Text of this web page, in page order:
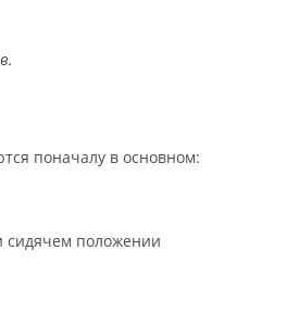
поначалу в основном:
сидячем положении